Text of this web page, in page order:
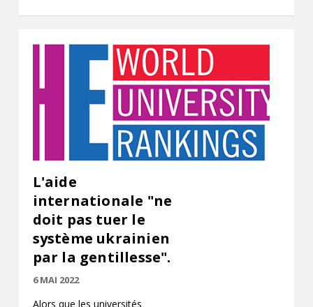
L'aide
internationale "ne
doit pas tuer le
système ukrainien
par la gentillesse".
6 MAI 2022
Alors que les universités